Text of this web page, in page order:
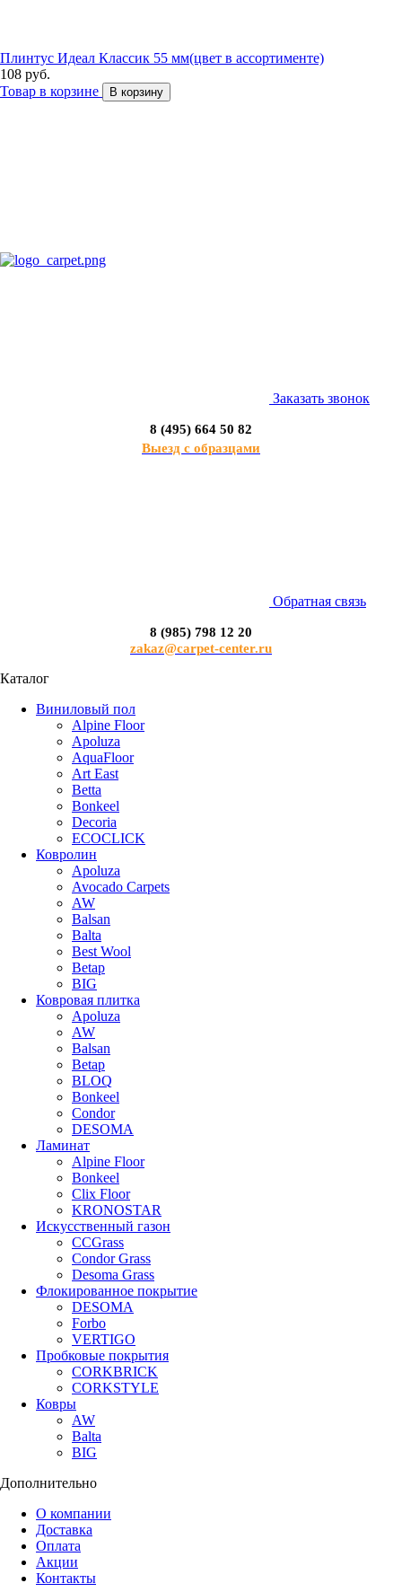
Плинтус Идеал Классик 55 мм(цвет в ассортименте)
108 руб.
Товар в корзине
В корзину
Заказать звонок
8 (495) 664 50 82
Выезд с образцами
Обратная связь
8 (985) 798 12 20
zakaz@carpet-center.ru
Каталог
Виниловый пол
Alpine Floor
Apoluza
AquaFloor
Art East
Betta
Bonkeel
Decoria
ECOCLICK
Ковролин
Apoluza
Avocado Carpets
AW
Balsan
Balta
Best Wool
Betap
BIG
Ковровая плитка
Apoluza
AW
Balsan
Betap
BLOQ
Bonkeel
Condor
DESOMA
Ламинат
Alpine Floor
Bonkeel
Clix Floor
KRONOSTAR
Искусственный газон
CCGrass
Condor Grass
Desoma Grass
Флокированное покрытие
DESOMA
Forbo
VERTIGO
Пробковые покрытия
CORKBRICK
CORKSTYLE
Ковры
AW
Balta
BIG
Дополнительно
О компании
Доставка
Оплата
Акции
Контакты